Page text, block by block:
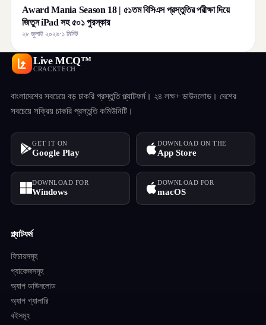
Award Mania Season 18 | ৫১তম বিসিএস প্রস্তুতির পরীক্ষা দিয়ে
জিতুন iPad সহ ৫০১ পুরস্কার
২৮ জুলাই ২০২৬·১ মিনিট
Live MCQ™
CRACKTECH
বাংলাদেশের সবচেয়ে বড় চাকরি প্রস্তুতি প্ল্যাটফর্ম। ২৪ লক্ষ+ ডাউনলোড। দেশের
সবচেয়ে সক্রিয় চাকরি প্রস্তুতি কমিউনিটি।
GET IT ON
Google Play
DOWNLOAD ON THE
App Store
DOWNLOAD FOR
Windows
DOWNLOAD FOR
macOS
প্ল্যাটফর্ম
ফিচারসমূহ
প্যাকেজসমূহ
অ্যাপ ডাউনলোড
অ্যাপ গ্যালারি
বইসমূহ